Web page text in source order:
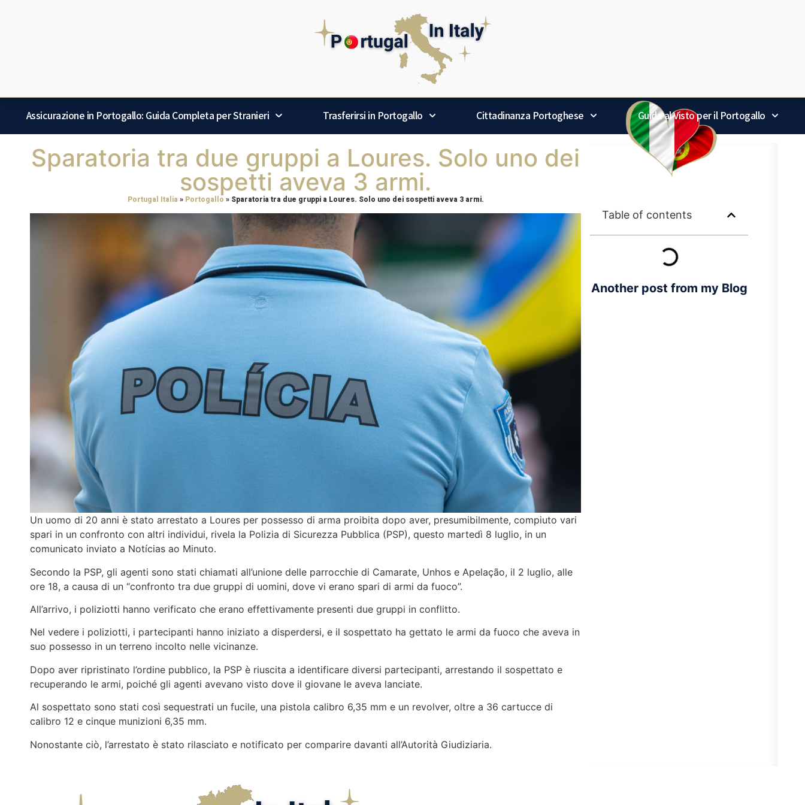
Assicurazione in Portogallo: Guida Completa per Stranieri Trasferirsi in Portogallo Cittadinanza Portoghese Guida al Visto per il Portogallo
Sparatoria tra due gruppi a Loures. Solo uno dei
sospetti aveva 3 armi.
Portugal Italia » Portogallo » Sparatoria tra due gruppi a Loures. Solo uno dei sospetti aveva 3 armi.
Un uomo di 20 anni è stato arrestato a Loures per possesso di arma proibita dopo aver, presumibilmente, compiuto vari
spari in un confronto con altri individui, rivela la Polizia di Sicurezza Pubblica (PSP), questo martedì 8 luglio, in un
comunicato inviato a Notícias ao Minuto.
Secondo la PSP, gli agenti sono stati chiamati all’unione delle parrocchie di Camarate, Unhos e Apelação, il 2 luglio, alle
ore 18, a causa di un “confronto tra due gruppi di uomini, dove vi erano spari di armi da fuoco”.
All’arrivo, i poliziotti hanno verificato che erano effettivamente presenti due gruppi in conflitto.
Nel vedere i poliziotti, i partecipanti hanno iniziato a disperdersi, e il sospettato ha gettato le armi da fuoco che aveva in
suo possesso in un terreno incolto nelle vicinanze.
Dopo aver ripristinato l’ordine pubblico, la PSP è riuscita a identificare diversi partecipanti, arrestando il sospettato e
recuperando le armi, poiché gli agenti avevano visto dove il giovane le aveva lanciate.
Al sospettato sono stati così sequestrati un fucile, una pistola calibro 6,35 mm e un revolver, oltre a 36 cartucce di
calibro 12 e cinque munizioni 6,35 mm.
Nonostante ciò, l’arrestato è stato rilasciato e notificato per comparire davanti all’Autorità Giudiziaria.
Table of contents
Another post from my Blog